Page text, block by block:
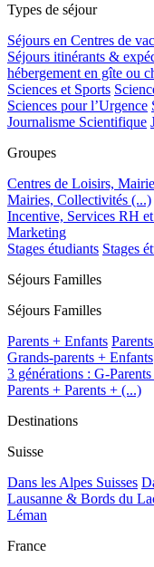
Types de séjour
Séjours en Centres de
Séjours itinérants &
hébergement en gîte ou
Sciences et Sports
Sciences pour l’Urgence
Journalisme Scientifique
Groupes
Centres de Loisirs,
Mairies, Collectivités (...)
Incentive, Services RH
Marketing
Stages étudiants Stages
Séjours Familles
Séjours Familles
Parents + Enfants
Grands-parents + Enfants
3 générations : G-
Parents + Parents + (...)
Destinations
Suisse
Dans les Alpes Suisses
Lausanne & Bords du
Léman
France